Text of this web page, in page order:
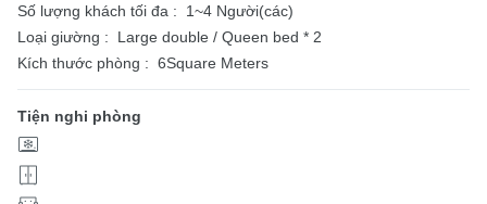
Số lượng khách tối đa :
1~4 Người(các)
Loại giường :
Large double / Queen bed * 2
Kích thước phòng : 6Square Meters
Tiện nghi phòng